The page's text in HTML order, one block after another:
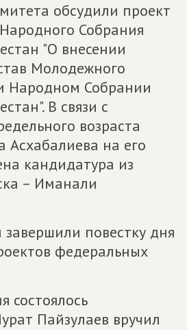
обсудили проект
Собрания
"О внесении
Молодежного
Народном Собрании
В связи с
возраста
на его
кандидатура из
– Иманали
повестку дня
федеральных
состоялось
Пайзулаев вручил